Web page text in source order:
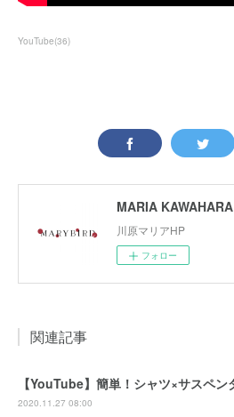
YouTube(36)
MARIA KAWAHARA
川原マリアHP
フォロー
関連記事
2020.11.27 08:00